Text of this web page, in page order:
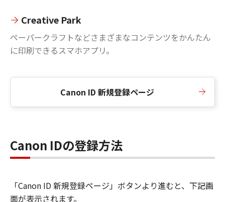
Creative Park
ペーパークラフトなどさまざまなコンテンツをかんたん
に印刷できるスマホアプリ。
Canon ID 新規登録ページ
Canon IDの登録方法
「Canon ID 新規登録ページ」ボタンより進むと、下記画
面が表示されます。